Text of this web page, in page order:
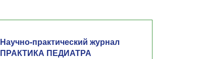
Научно-практический журнал
ПРАКТИКА ПЕДИАТРА